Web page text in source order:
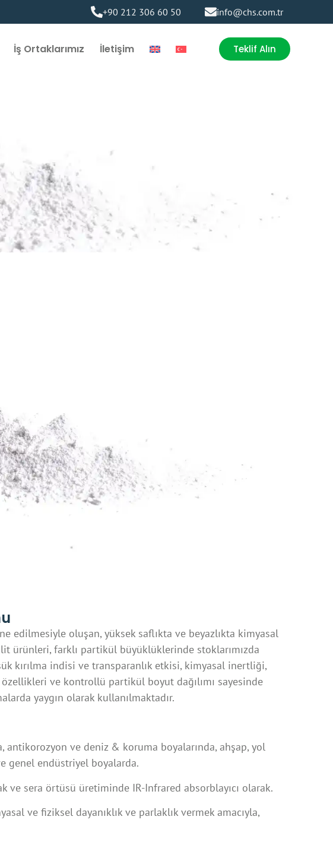
+90 212 306 60 50 info@chs.com.tr
İş Ortaklarımız İletişim Teklif Alın
edilmesiyle oluşan, yüksek saflıkta ve beyazlıkta kimyasal
ürünleri, farklı partikül büyüklüklerinde stoklarımızda
kırılma indisi ve transparanlık etkisi, kimyasal inertliği,
ve kontrollü partikül boyut dağılımı sayesinde
yaygın olarak kullanılmaktadır.
antikorozyon ve deniz & koruma boyalarında, ahşap, yol
genel endüstriyel boyalarda.
ve sera örtüsü üretiminde IR-Infrared absorblayıcı olarak.
ve fiziksel dayanıklık ve parlaklık vermek amacıyla,